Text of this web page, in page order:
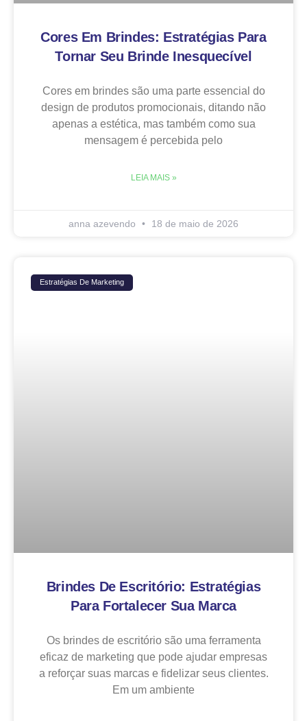
Cores Em Brindes: Estratégias Para
Tornar Seu Brinde Inesquecível
Cores em brindes são uma parte essencial do
design de produtos promocionais, ditando não
apenas a estética, mas também como sua
mensagem é percebida pelo
LEIA MAIS »
anna azevendo 18 de maio de 2026
Estratégias De Marketing
Brindes De Escritório: Estratégias
Para Fortalecer Sua Marca
Os brindes de escritório são uma ferramenta
eficaz de marketing que pode ajudar empresas
a reforçar suas marcas e fidelizar seus clientes.
Em um ambiente